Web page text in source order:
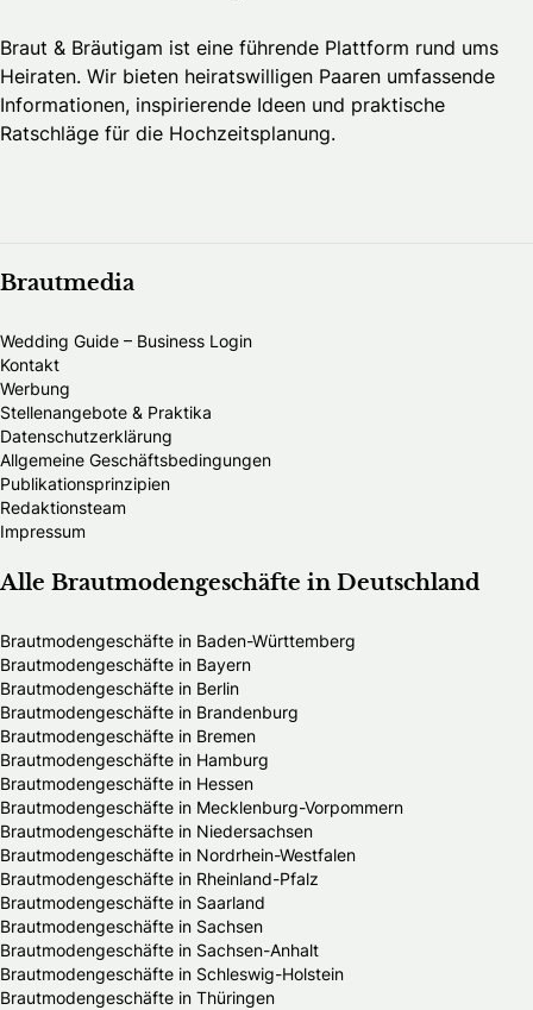
Braut & Bräutigam ist eine führende Plattform rund ums
Heiraten. Wir bieten heiratswilligen Paaren umfassende
Informationen, inspirierende Ideen und praktische
Ratschläge für die Hochzeitsplanung.
Brautmedia
Wedding Guide – Business Login
Kontakt
Werbung
Stellenangebote & Praktika
Datenschutzerklärung
Allgemeine Geschäftsbedingungen
Publikationsprinzipien
Redaktionsteam
Impressum
Alle Brautmodengeschäfte in Deutschland
Brautmodengeschäfte in Baden-Württemberg
Brautmodengeschäfte in Bayern
Brautmodengeschäfte in Berlin
Brautmodengeschäfte in Brandenburg
Brautmodengeschäfte in Bremen
Brautmodengeschäfte in Hamburg
Brautmodengeschäfte in Hessen
Brautmodengeschäfte in Mecklenburg-Vorpommern
Brautmodengeschäfte in Niedersachsen
Brautmodengeschäfte in Nordrhein-Westfalen
Brautmodengeschäfte in Rheinland-Pfalz
Brautmodengeschäfte in Saarland
Brautmodengeschäfte in Sachsen
Brautmodengeschäfte in Sachsen-Anhalt
Brautmodengeschäfte in Schleswig-Holstein
Brautmodengeschäfte in Thüringen